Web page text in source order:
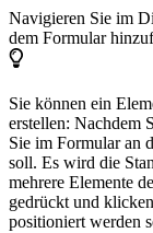
Navigieren Sie im
dem Formular
Sie können ein
erstellen: Nachdem
Sie im Formular an
soll. Es wird die
mehrere Elemente
gedrückt und
positioniert werden